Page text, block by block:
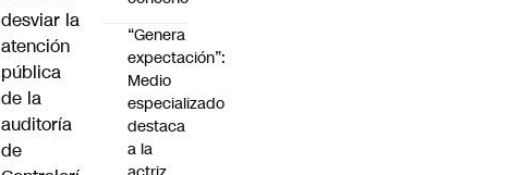
desviar la
atención
pública
de la
auditoría
de
“Genera
expectación”:
Medio
especializado
destaca
a la